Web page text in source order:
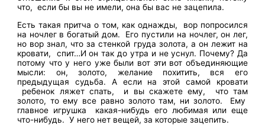
что, если бы вы не имели, она бы вас не зацепила.
Есть такая притча о том, как однажды, вор попросился
на ночлег в богатый дом. Его пустили на ночлег, он лег,
но вор знал, что за стенкой груда золота, а он лежит на
кровати, спит…И он так до утра и не уснул. Почему? Да
потому что у него уже были вот эти вот объединяющие
мысли: он, золото, желание похитить, вся его
предыдущая судьба. А если на этой самой кровати
ребенок ляжет спать, и вы скажете ему, что там
золото, то ему все равно золото там, ни золото. Ему
главное игрушка какая-нибудь его любимая или еще
что-нибудь. У него нет вещей, за которые зацепить.